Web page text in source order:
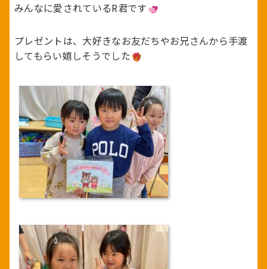
みんなに愛されているR君です
プレゼントは、大好きなお友だちやお兄さんから手渡
してもらい嬉しそうでした